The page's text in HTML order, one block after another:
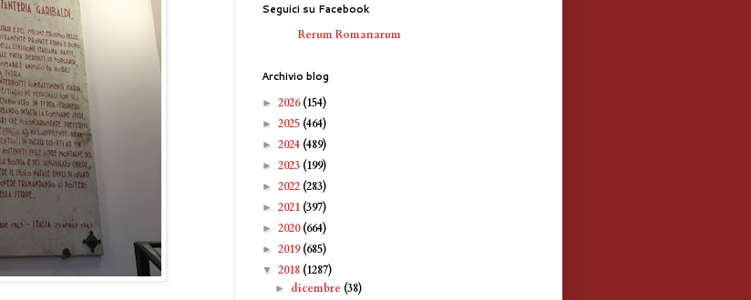
Seguici su Facebook
Rerum Romanarum
Archivio blog
► 2026(154)
► 2025 (464)
► 2024 (489)
► 2023 (199)
► 2022 (283)
► 2021 (397)
► 2020(664)
► 2019(685)
▼ 2018 (1287)
► dicembre (38)